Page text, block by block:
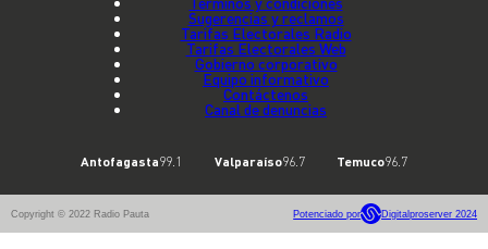
Sugerencias y reclamos
Tarifas Electorales Radio
Tarifas Electorales Web
Gobierno corporativo
Equipo informativo
Contáctenos
Canal de denuncias
Antofagasta99.1 Valparaíso96.7 Temuco96.7
Copyright © 2022 Radio Pauta Potenciado por Digitalproserver 2024